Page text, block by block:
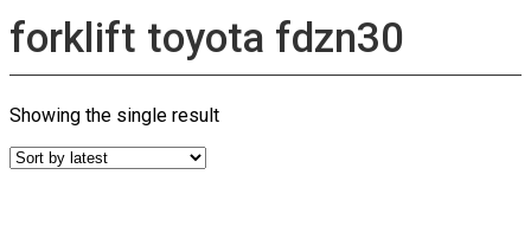
forklift toyota fdzn30
Showing the single result